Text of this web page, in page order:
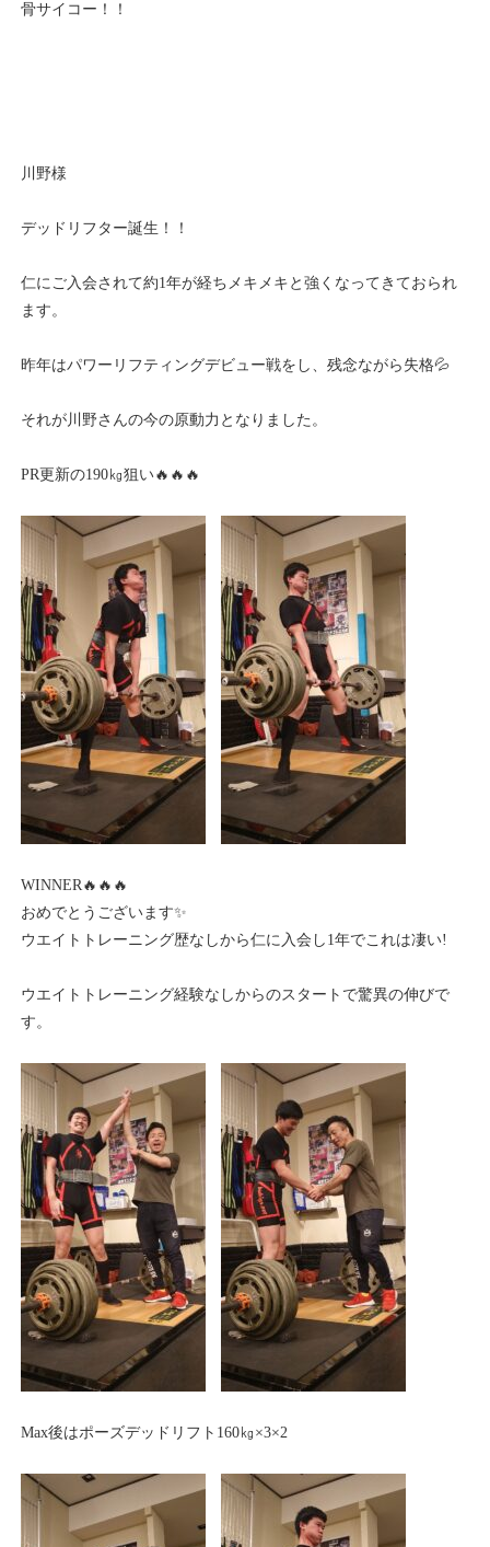
骨サイコー！！
川野様
デッドリフター誕生！！
仁にご入会されて約1年が経ちメキメキと強くなってきておられ
ます。
昨年はパワーリフティングデビュー戦をし、残念ながら失格💦
それが川野さんの今の原動力となりました。
PR更新の190㎏狙い🔥🔥🔥
WINNER🔥🔥🔥
おめでとうございます✨
ウエイトトレーニング歴なしから仁に入会し1年でこれは凄い!
ウエイトトレーニング経験なしからのスタートで驚異の伸びで
す。
Max後はポーズデッドリフト160㎏×3×2